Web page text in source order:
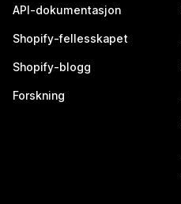
API-dokumentasjon
Shopify-fellesskapet
Shopify-blogg
Forskning